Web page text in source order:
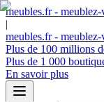
meubles.fr -
|
meubles.fr -
Plus de 100 millions
Plus de 1 000
En savoir plus